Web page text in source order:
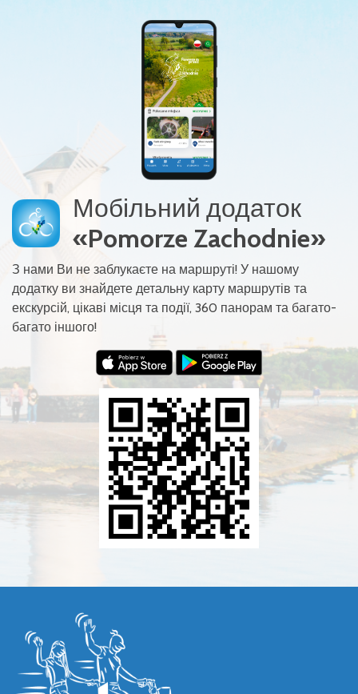
Мобільний додаток
«Pomorze Zachodnie»
З нами Ви не заблукаєте на маршруті! У нашому
додатку ви знайдете детальну карту маршрутів та
екскурсій, цікаві місця та події, 360 панорам та багато-
багато іншого!